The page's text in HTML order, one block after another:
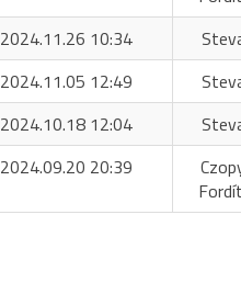
2024.11.26 10:34
2024.11.05 12:49
2024.10.18 12:04
2024.09.20 20:39